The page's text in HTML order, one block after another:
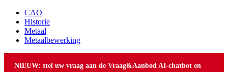
CAO
Historie
Metaal
Metaalbewerking
NIEUW: stel uw vraag aan de Vraag&Aanbod AI-chatbot en